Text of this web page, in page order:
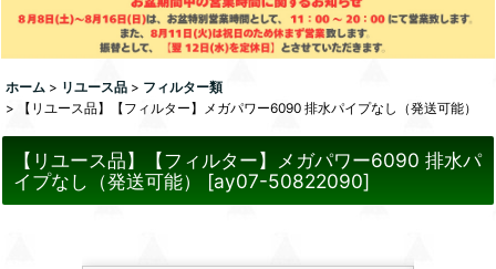
ホーム > リユース品 > フィルター類
>
【リユース品】【フィルター】メガパワー6090 排水パイプなし（発送可能）
【リユース品】【フィルター】メガパワー6090 排水パ
イプなし（発送可能）
[ay07-50822090]